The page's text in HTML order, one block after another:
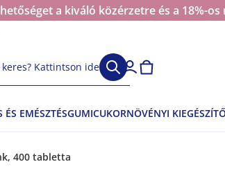
a kiváló közérzetre és a 18%-
Kattintson ide
ÉS EMÉSZTÉSGUMICUKORNÖVÉNYI
400 tabletta